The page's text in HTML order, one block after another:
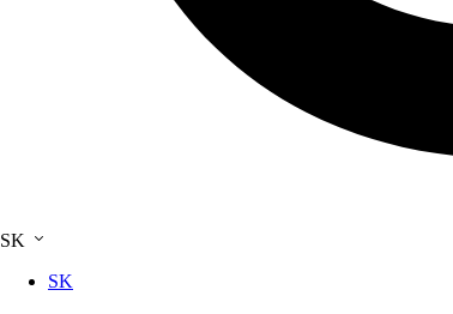
SK
SK